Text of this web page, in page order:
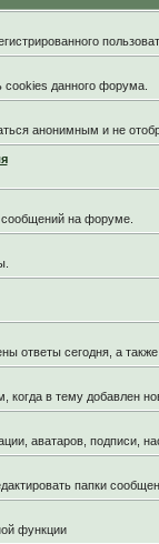
cookies данного форума.
анонимным и не
на форуме.
ответы сегодня, а
когда в тему добавлен
аватаров, подписи,
папки
функции